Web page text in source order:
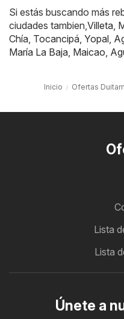
Si estás buscando más
ciudades tambien,Villeta,
Chía, Tocancipá, Yopal,
María La Baja, Maicao,
Inicio Ofertas
Lista
Lista
Únete a